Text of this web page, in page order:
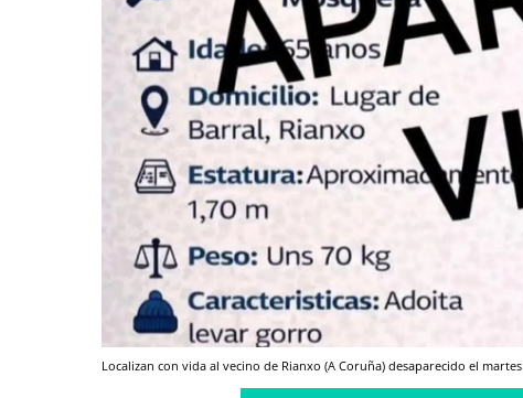
Localizan con vida al vecino de Rianxo (A Coruña) desaparecido el martes